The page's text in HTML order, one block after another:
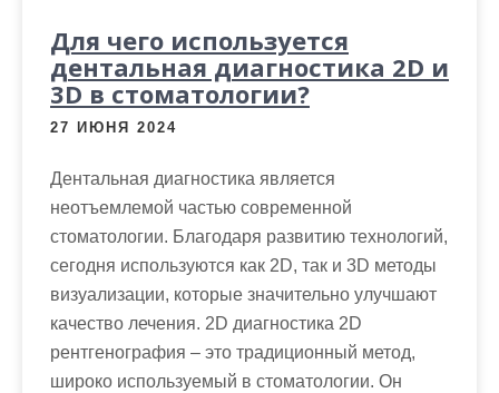
Для чего используется
дентальная диагностика 2D и
3D в стоматологии?
27 ИЮНЯ 2024
Дентальная диагностика является
неотъемлемой частью современной
стоматологии. Благодаря развитию технологий,
сегодня используются как 2D, так и 3D методы
визуализации, которые значительно улучшают
качество лечения. 2D диагностика 2D
рентгенография – это традиционный метод,
широко используемый в стоматологии. Он